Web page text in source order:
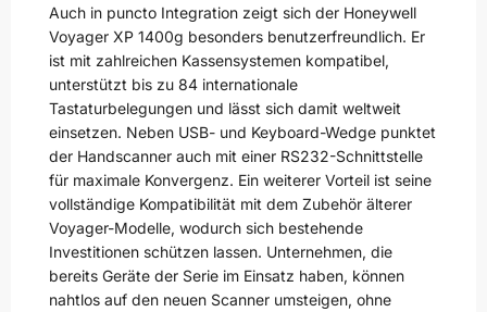
Auch in puncto Integration zeigt sich der Honeywell
Voyager XP 1400g besonders benutzerfreundlich. Er
ist mit zahlreichen Kassensystemen kompatibel,
unterstützt bis zu 84 internationale
Tastaturbelegungen und lässt sich damit weltweit
einsetzen. Neben USB- und Keyboard-Wedge punktet
der Handscanner auch mit einer RS232-Schnittstelle
für maximale Konvergenz. Ein weiterer Vorteil ist seine
vollständige Kompatibilität mit dem Zubehör älterer
Voyager-Modelle, wodurch sich bestehende
Investitionen schützen lassen. Unternehmen, die
bereits Geräte der Serie im Einsatz haben, können
nahtlos auf den neuen Scanner umsteigen, ohne